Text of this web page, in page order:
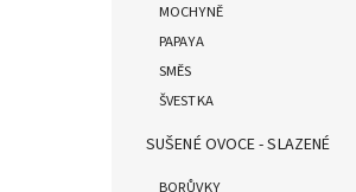
MOCHYNĚ
PAPAYA
SMĚS
ŠVESTKA
SUŠENÉ OVOCE - SLAZENÉ
BORŮVKY